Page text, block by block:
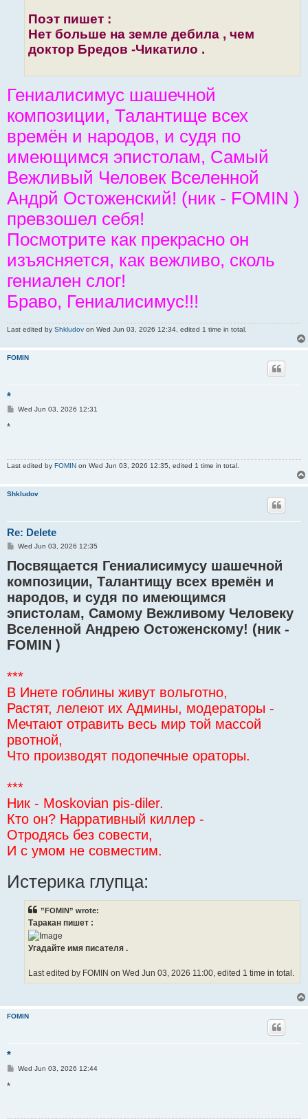
Поэт пишет :
Нет больше на земле дебила , чем
доктор Бредов -Чикатило .
Гениалисимус шашечной
композиции, Талантище всех
времён и народов, и судя по
имеющимся эпистолам, Самый
Вежливый Человек Вселенной
Андрй Остоженский! (ник - FOMIN )
превзошел себя!
Посмотрите как прекрасно он
изъясняется, как вежливо, сколь
гениален слог!
Браво, Гениалисимус!!!
Last edited by Shkludov on Wed Jun 03, 2026 12:34, edited 1 time in total.
FOMIN
*
PWed Jun 03, 2026 12:31
*
Last edited by FOMIN on Wed Jun 03, 2026 12:35, edited 1 time in total.
Shkludov
Re: Delete
P
s
t
Wed Jun 03, 2026 12:35
Посвящается Гениалисимусу шашечной
композиции, Талантищу всех времён и
народов, и судя по имеющимся
эпистолам, Самому Вежливому Человеку
Вселенной Андрею Остоженскому! (ник -
FOMIN )
***
В Инете гоблины живут вольготно,
Растят, лелеют их Админы, модераторы -
Мечтают отравить весь мир той массой
рвотной,
Что производят подопечные ораторы.
***
Ник - Moskovian pis-diler.
Кто он? Нарративный киллер -
Отродясь без совести,
И с умом не совместим.
Истерика глупца:
”FOMIN” wrote:
Таракан пишет :
Угадайте имя писателя .
Last edited by FOMIN on Wed Jun 03, 2026 11:00, edited 1 time in total.
FOMIN
*
PWed Jun 03, 2026 12:44
*